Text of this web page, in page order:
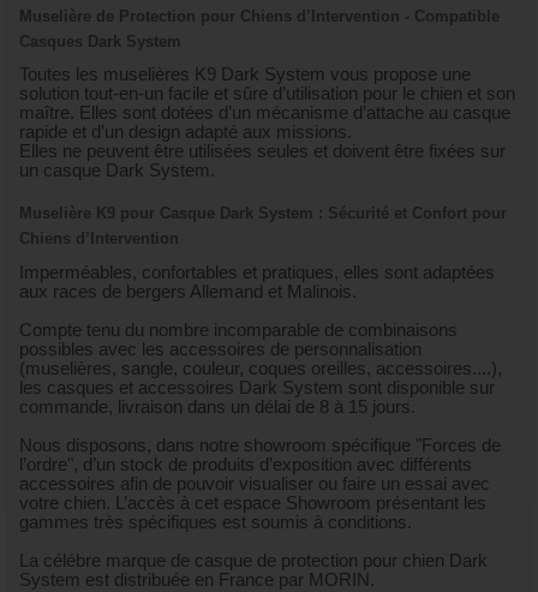
Muselière de Protection pour Chiens d’Intervention - Compatible
Casques Dark System
Toutes les muselières K9 Dark System vous propose une
solution tout-en-un facile et sûre d’utilisation pour le chien et son
maître. Elles sont dotées d’un mécanisme d’attache au casque
rapide et d’un design adapté aux missions.
Elles ne peuvent être utilisées seules et doivent être fixées sur
un casque Dark System.
Muselière K9 pour Casque Dark System : Sécurité et Confort pour
Chiens d’Intervention
Imperméables, confortables et pratiques, elles sont adaptées
aux races de bergers Allemand et Malinois.
Compte tenu du nombre incomparable de combinaisons
possibles avec les accessoires de personnalisation
(muselières, sangle, couleur, coques oreilles, accessoires....),
les casques et accessoires Dark System sont disponible sur
commande, livraison dans un délai de 8 à 15 jours.
Nous disposons, dans notre showroom spécifique "Forces de
l’ordre", d’un stock de produits d’exposition avec différents
accessoires afin de pouvoir visualiser ou faire un essai avec
votre chien. L’accès à cet espace Showroom présentant les
gammes très spécifiques est soumis à conditions.
La célébre marque de casque de protection pour chien Dark
System est distribuée en France par MORIN.